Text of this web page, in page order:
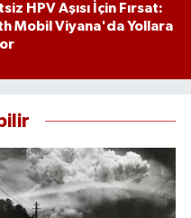
HPV Aşısı İçin Fırsat:
Mobil Viyana'da Yollara